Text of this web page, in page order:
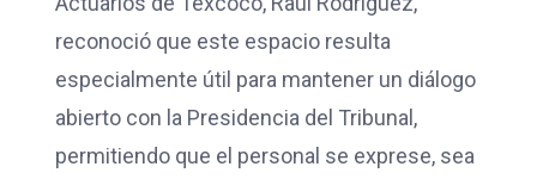
reconoció que este espacio resulta
especialmente útil para mantener un diálogo
abierto con la Presidencia del Tribunal,
permitiendo que el personal se exprese, sea